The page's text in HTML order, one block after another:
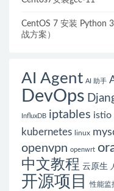
CentOS 7 安装 Python
战方案）
AI Agent AI 助手
DevOps
InfluxDB iptables istio
kubernetes linux
openvpn openwrt
中文教程 云原生
开源项目 性能监